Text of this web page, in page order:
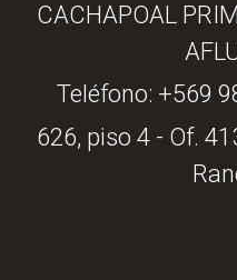
CACHAPOAL
Teléfono: +569
626, piso 4 - Of.